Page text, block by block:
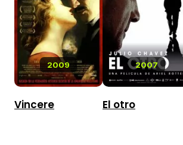
2009
Vincere
2007
El otro